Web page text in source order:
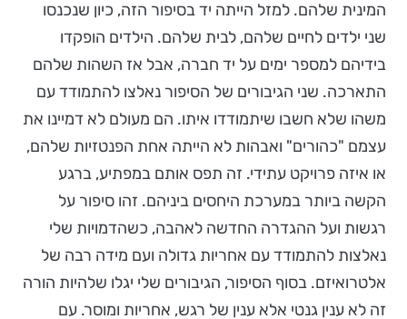
המינית שלהם. למזל הייתה יד בסיפור הזה, כיון שנכנסו
שני ילדים לחיים שלהם, לבית שלהם. הילדים הופקדו
בידיהם למספר ימים על יד חברה, אבל אז השהות שלהם
התארכה. שני הגיבורים של הסיפור נאלצו להתמודד עם
משהו שלא חשבו שיתמודדו איתו. הם מעולם לא דמיינו את
עצמם "כהורים" ואבהות לא הייתה אחת הפנטזיות שלהם,
או איזה פרויקט עתידי. זה תפס אותם במפתיע, ברגע
הקשה ביותר במערכת היחסים ביניהם. זהו סיפור על
רגשות ועל ההגדרה החדשה לאהבה, כשהדמויות שלי
נאלצות להתמודד עם אחריות גדולה ועם מידה רבה של
אלטרואיזם. בסוף הסיפור, הגיבורים שלי יגלו שלהיות הורה
זה לא ענין גנטי אלא ענין של רגש, אחריות ומוסר. עם